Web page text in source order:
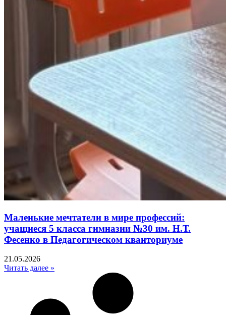
Маленькие мечтатели в мире профессий:
учащиеся 5 класса гимназии №30 им. Н.Т.
Фесенко в Педагогическом кванториуме
21.05.2026
Читать далее »